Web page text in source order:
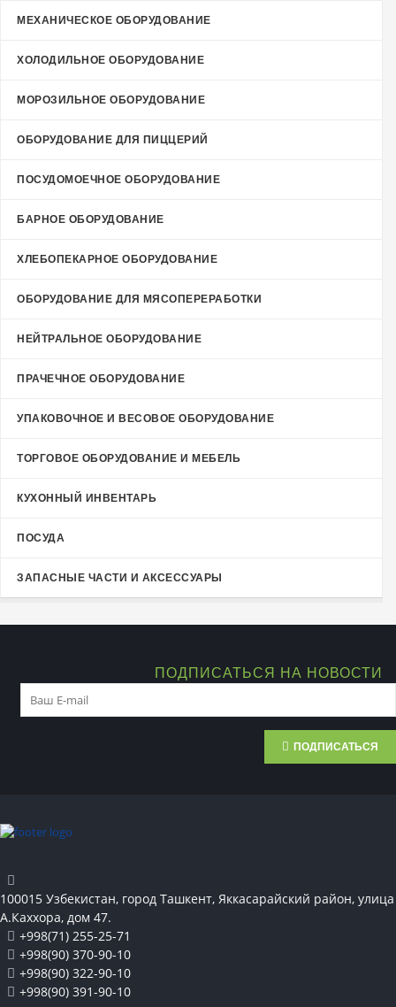
МЕХАНИЧЕСКОЕ ОБОРУДОВАНИЕ
ХОЛОДИЛЬНОЕ ОБОРУДОВАНИЕ
МОРОЗИЛЬНОЕ ОБОРУДОВАНИЕ
ОБОРУДОВАНИЕ ДЛЯ ПИЦЦЕРИЙ
ПОСУДОМОЕЧНОЕ ОБОРУДОВАНИЕ
БАРНОЕ ОБОРУДОВАНИЕ
ХЛЕБОПЕКАРНОЕ ОБОРУДОВАНИЕ
ОБОРУДОВАНИЕ ДЛЯ МЯСОПЕРЕРАБОТКИ
НЕЙТРАЛЬНОЕ ОБОРУДОВАНИЕ
ПРАЧЕЧНОЕ ОБОРУДОВАНИЕ
УПАКОВОЧНОЕ И ВЕСОВОЕ ОБОРУДОВАНИЕ
ТОРГОВОЕ ОБОРУДОВАНИЕ И МЕБЕЛЬ
КУХОННЫЙ ИНВЕНТАРЬ
ПОСУДА
ЗАПАСНЫЕ ЧАСТИ И АКСЕССУАРЫ
ПОДПИСАТЬСЯ НА НОВОСТИ
ПОДПИСАТЬСЯ
100015 Узбекистан, город Ташкент, Яккасарайский район, улица
А.Каххора, дом 47.
+998(71) 255-25-71
+998(90) 370-90-10
+998(90) 322-90-10
+998(90) 391-90-10